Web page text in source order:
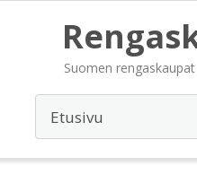
Suomen